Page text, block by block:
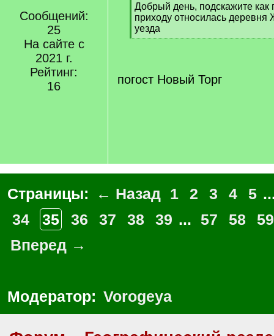
Сообщений:
25
На сайте с
2021 г.
Рейтинг:
16
[
q
]
Добрый день, подскажите как
приходу относилась
уезда
[
погост Новый Торг
Страницы: ← Назад 1 2 3 4 5
34
35 36 37 38 39 ... 57 58
59
Вперед →
Модератор: Vorogeya